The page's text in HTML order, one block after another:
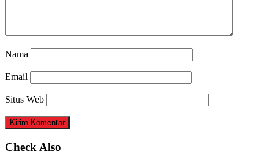
Nama
Email
Situs Web
Check Also